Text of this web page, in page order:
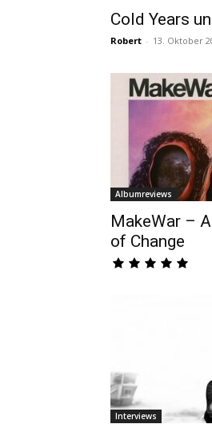
Cold Years
Robert - 13. Oktober
Albumreviews
MakeWar –
of Change
Interviews